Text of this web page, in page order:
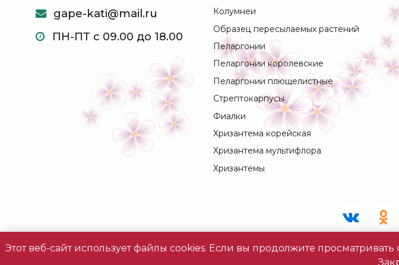
gape-kati@mail.ru
ПН-ПТ с 09.00 до 18.00
Колумнеи
Образец пересылаемых растений
Пеларгонии
Пеларгонии королевские
Пеларгонии плющелистные
Стрептокарпусы
Фиалки
Хризантема корейская
Хризантема мультифлора
Хризантемы
Все права защищены © 2026 «Живая Фантазия» |
Этот веб-сайт использует файлы cookies. Если вы продолжите